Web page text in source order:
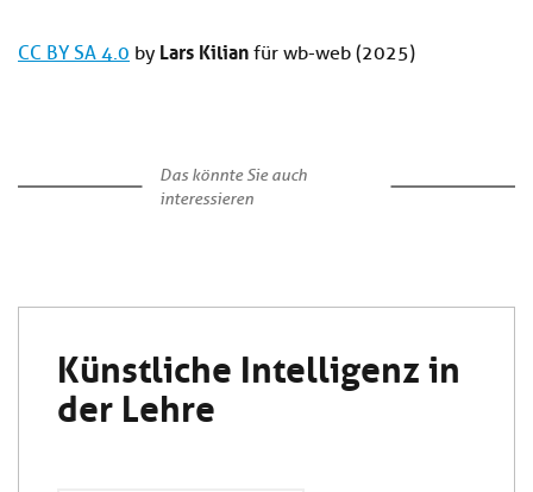
CC BY SA 4.0 by Lars Kilian für wb-web (2025)
Das könnte Sie auch
interessieren
Künstliche Intelligenz in
der Lehre